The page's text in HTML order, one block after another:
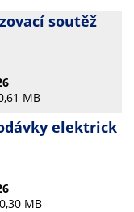
soutěž
MB
elektrick
MB